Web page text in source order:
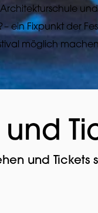
– ein Fixpunkt der
möglich
und Tickets